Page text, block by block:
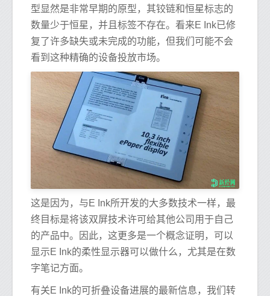
型显然是非常早期的原型，其铰链和恒星标志的
数量少于恒星，并且标签不存在。看来E Ink已修
复了许多缺失或未完成的功能，但我们可能不会
看到这种精确的设备投放市场。
这是因为，与E Ink所开发的大多数技术一样，最
终目标是将该双屏技术许可给其他公司用于自己
的产品中。因此，这更多是一个概念证明，可以
显示E Ink的柔性显示器可以做什么，尤其是在数
字笔记方面。
有关E Ink的可折叠设备进展的最新信息，我们转